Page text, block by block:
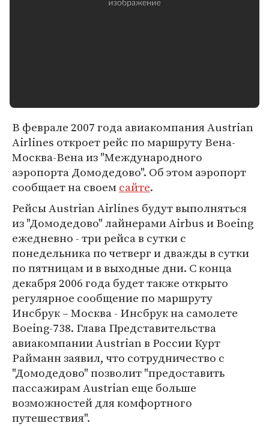
В феврале 2007 года авиакомпания Austrian
Airlines откроет рейс по маршруту Вена-
Москва-Вена из "Международного
аэропорта Домодедово". Об этом аэропорт
сообщает на своемсайте.
Рейсы Austrian Airlines будут выполняться
из "Домодедово" лайнерами Airbus и Boeing
ежедневно - три рейса в сутки с
понедельника по четверг и дважды в сутки
по пятницам и в выходные дни. С конца
декабря 2006 года будет также открыто
регулярное сообщение по маршруту
Инсбрук – Москва - Инсбрук на самолете
Boeing-738. Глава Представительства
авиакомпании Austrian в России Курт
Райманн заявил, что сотрудничество с
"Домодедово" позволит "предоставить
пассажирам Austrian еще больше
возможностей для комфортного
путешествия".